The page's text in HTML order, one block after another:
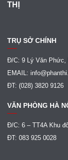
THỊ
TRỤ SỞ CHÍNH
Đ/C: 9 Lý Văn Phức,
EMAIL:
ĐT: (028) 3820 9126
VĂN PHÒNG HÀ
Đ/C: 6 – TT4A Khu
ĐT: 083 925 0028